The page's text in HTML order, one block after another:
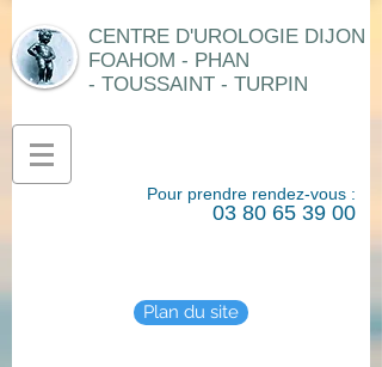
CENTRE D'UROLOGIE DIJON
FOAHOM - PHAN
- TOUSSAINT - TURPIN
Pour prendre rendez-vous :
03 80 65 39 00
Plan du site